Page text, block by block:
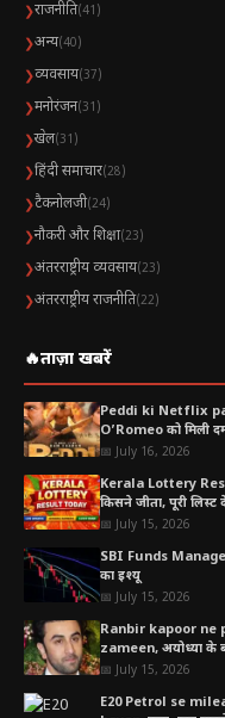
❯राजनीति(41)
❯अन्य(40)
❯व्यवसाय(37)
❯मनोरंजन(31)
❯खेल(31)
❯हिंदी समाचार(28)
❯टैकनोलजी(24)
❯नौकरी और शिक्षा(23)
❯अंतरराष्ट्रीय व्यवसाय(23)
❯अंतरराष्ट्रीय राजनीति(22)
🔥ताज़ा खबरें
Peddi ki Netflix
O’Romeo को मिली
📅 July 16, 2026
Kerala Lottery
किसने जीता, पूरी लिस्ट
📅 July 15, 2026
SBI Funds
का इश्यू
📅 July 15, 2026
Ranbir kapoor ne
zameen, अयोध्या के
📅 July 15, 2026
E20 Petrol se